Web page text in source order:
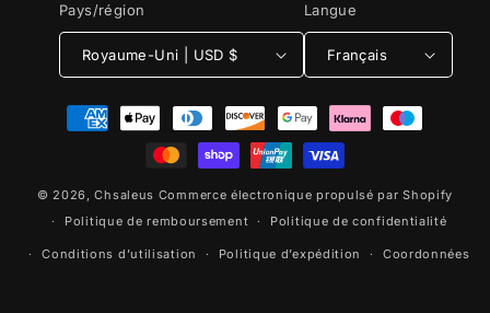
Pays/région
Royaume-Uni | USD $
Langue
Français
Moyens
© 2026,Chsaleus Commerce électronique propulsé par Shopify
Politique de remboursement
Politique de confidentialité
Conditions d’utilisation Politique d’expédition Coordonnées